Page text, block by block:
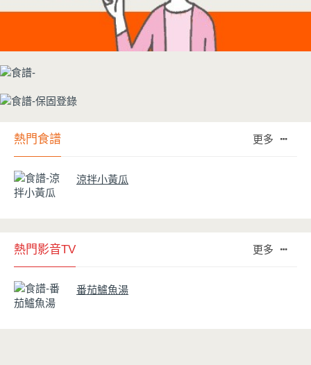
熱門食譜 更多
涼拌小黃瓜
熱門影音TV 更多
番茄鱸魚湯